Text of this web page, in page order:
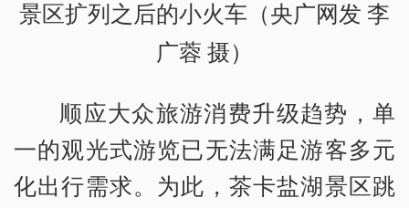
景区扩列之后的小火车（央广网发 李
广蓉 摄）
顺应大众旅游消费升级趋势，单
一的观光式游览已无法满足游客多元
化出行需求。为此，茶卡盐湖景区跳